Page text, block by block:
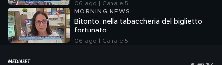
06 ago | Canale 5
MORNING NEWS
Bitonto, nella tabaccheria del biglietto
fortunato
06 ago | Canale 5